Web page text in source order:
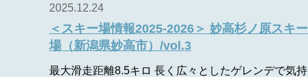
2025.12.24
＜スキー場情報2025-2026＞ 妙高杉ノ原スキー
場（新潟県妙高市）/vol.3
最大滑走距離8.5キロ 長く広々としたゲレンデで気持